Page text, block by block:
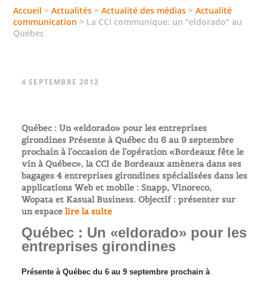
Accueil >Actualités >Actualité des médias >Actualité
communication > La CCI communique: un "eldorado" au
Québec
4 SEPTEMBRE 2012
Québec : Un «eldorado» pour les entreprises
girondines Présente à Québec du 6 au 9 septembre
prochain à l’occasion de l’opération «Bordeaux fête le
vin à Québec», la CCI de Bordeaux amènera dans ses
bagages 4 entreprises girondines spécialisées dans les
applications Web et mobile : Snapp, Vinoreco,
Wopata et Kasual Business. Objectif : présenter sur
un espacelire la suite
Québec : Un «eldorado» pour les
entreprises girondines
Présente à Québec du 6 au 9 septembre prochain à